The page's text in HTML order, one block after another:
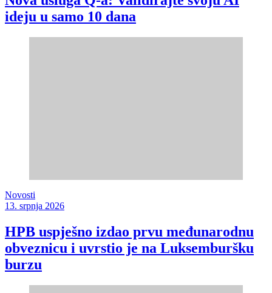
ideju u samo 10 dana
Novosti
13. srpnja 2026
HPB uspješno izdao prvu međunarodnu
obveznicu i uvrstio je na Luksemburšku
burzu